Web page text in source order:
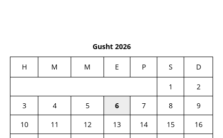
Gusht 2026
H M M E P S D
1
2
3
4 5 6 7 8
9
10
11 12 13 14 15
16